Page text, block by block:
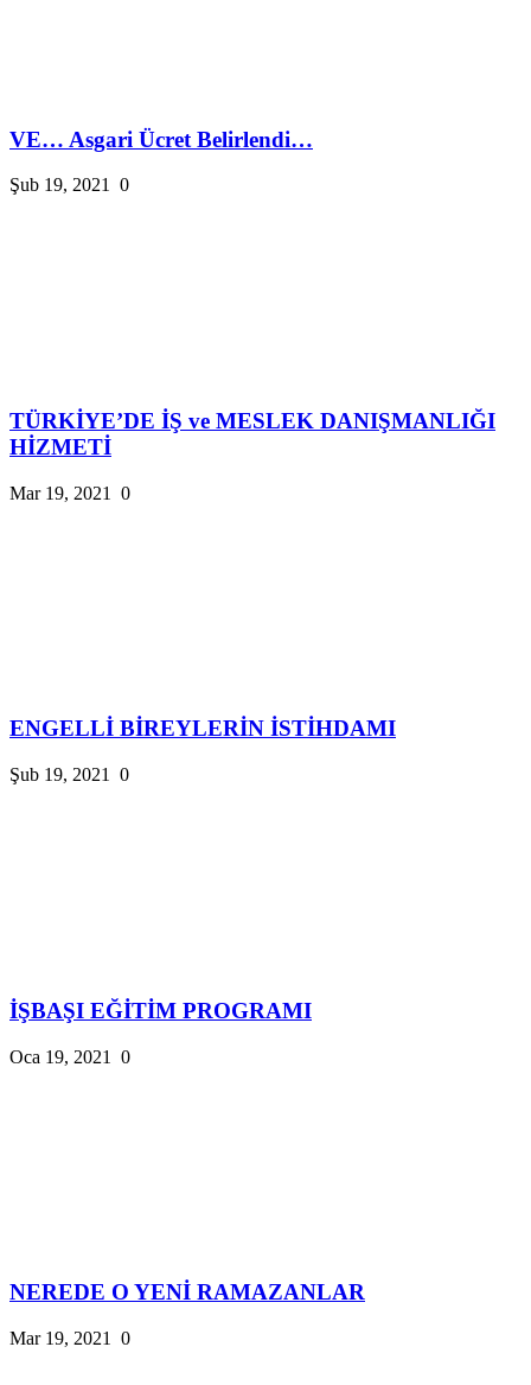
VE… Asgari Ücret Belirlendi…
Şub 19, 2021 0
TÜRKİYE’DE İŞ ve MESLEK DANIŞMANLIĞI
HİZMETİ
Mar 19, 2021 0
ENGELLİ BİREYLERİN İSTİHDAMI
Şub 19, 2021 0
İŞBAŞI EĞİTİM PROGRAMI
Oca 19, 2021 0
NEREDE O YENİ RAMAZANLAR
Mar 19, 2021 0